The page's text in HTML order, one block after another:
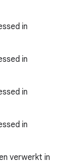
in
in
in
in
verwerkt in